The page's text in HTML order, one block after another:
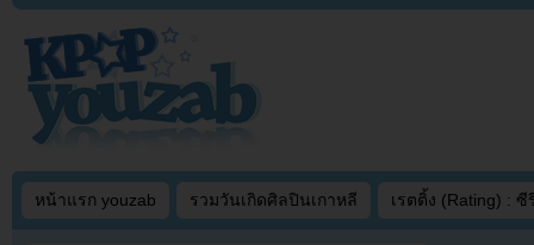
หน้าแรก youzab รวมวันเกิดศิลปินเกาหลี เรตติ้ง (Rating) : ซี